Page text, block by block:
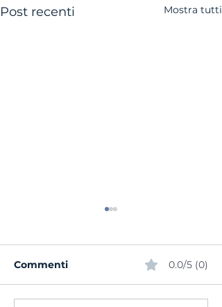
Post recenti Mostra tutti
Commenti 0.0/5 (0)